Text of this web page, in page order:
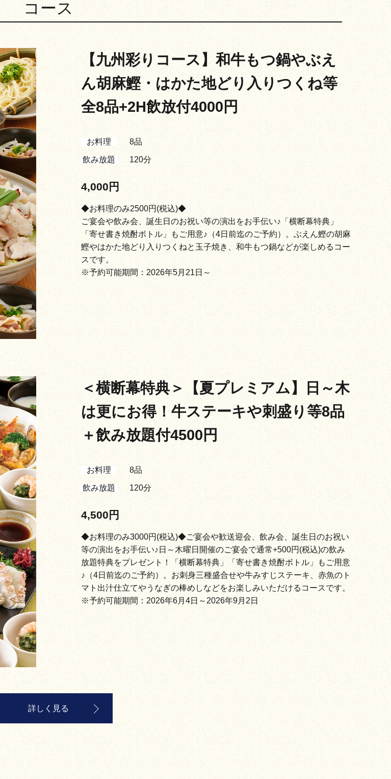
コース
【九州彩りコース】和牛もつ鍋やぶえ
ん胡麻鰹・はかた地どり入りつくね等
全8品+2H飲放付4000円
お料理 8品
飲み放題 120分
4,000円
◆お料理のみ2500円(税込)◆
ご宴会や飲み会、誕生日のお祝い等の演出をお手伝い♪「横断幕特典」
「寄せ書き焼酎ボトル」もご用意♪（4日前迄のご予約）。ぶえん鰹の胡麻
鰹やはかた地どり入りつくねと玉子焼き、和牛もつ鍋などが楽しめるコー
スです。
※予約可能期間：2026年5月21日～
＜横断幕特典＞【夏プレミアム】日～木
は更にお得！牛ステーキや刺盛り等8品
＋飲み放題付4500円
お料理 8品
飲み放題 120分
4,500円
◆お料理のみ3000円(税込)◆ご宴会や歓送迎会、飲み会、誕生日のお祝い
等の演出をお手伝い♪日～木曜日開催のご宴会で通常+500円(税込)の飲み
放題特典をプレゼント！「横断幕特典」「寄せ書き焼酎ボトル」もご用意
♪（4日前迄のご予約）。お刺身三種盛合せや牛みすじステーキ、赤魚のト
マト出汁仕立てやうなぎの棒めしなどをお楽しみいただけるコースです。
※予約可能期間：2026年6月4日～2026年9月2日
詳しく見る